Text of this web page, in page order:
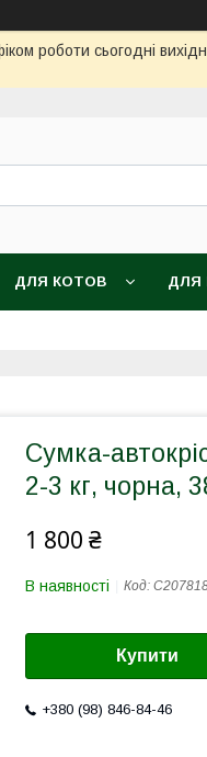
роботи сьогодні
ДЛЯ КОТОВ ДЛЯ
Сумка-
2-3 кг, чорна,
1 800 ₴
В наявності Код:
Купити
+380 (98) 846-84-46